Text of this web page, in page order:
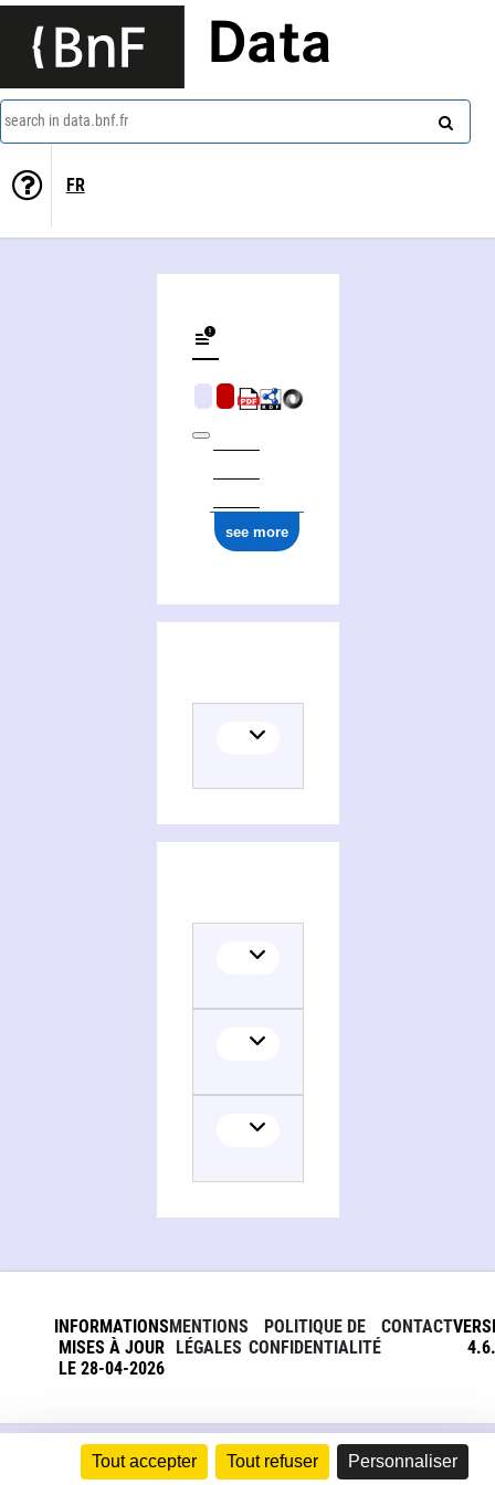
Tout accepter Tout refuser Personnaliser
Data
search in data.bnf.fr
FR
see more
INFORMATIONS
MISES À JOUR
LE 28-04-2026
MENTIONS
LÉGALES
POLITIQUE DE
CONFIDENTIALITÉ
CONTACT